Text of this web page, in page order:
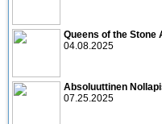
Queens of the Stone
04.08.2025
Absoluuttinen
07.25.2025